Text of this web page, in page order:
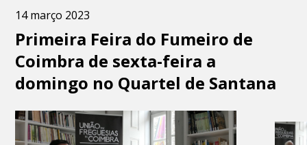
14 março 2023
Primeira Feira do Fumeiro de
Coimbra de sexta-feira a
domingo no Quartel de Santana